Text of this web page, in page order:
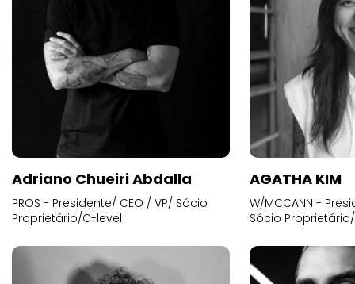
Adriano Chueiri Abdalla
PROS - Presidente/ CEO / VP/ Sócio
Proprietário/C-level
AGATHA KIM
W/MCCANN -
Sócio